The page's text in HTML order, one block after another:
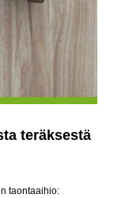
teräksestä
taontaaihio: